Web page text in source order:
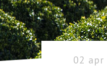
02 apr